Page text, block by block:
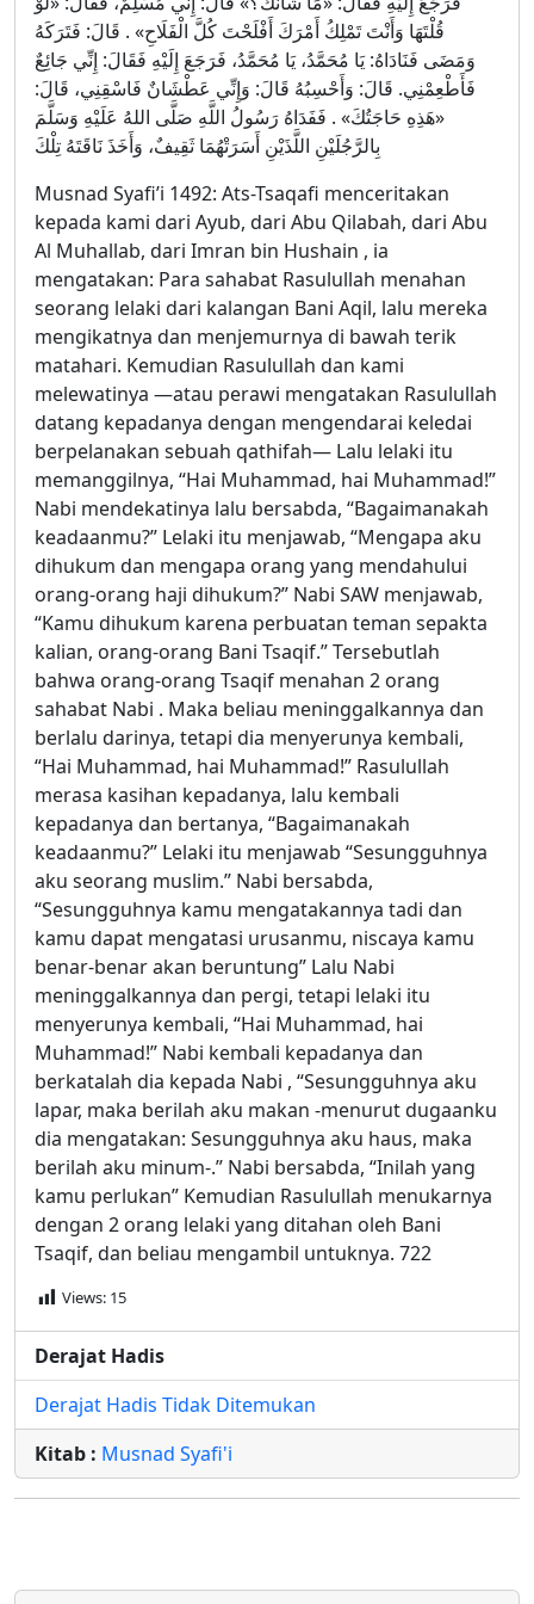
قُلْتَهَا وَأَنْتَ تَمْلِكُ أَمْرَكَ أَفْلَحْتَ كُلَّ الْفَلَاحِ» . قَالَ: فَتَرَكَهُ
وَمَضَى فَنَادَاهُ: يَا مُحَمَّدُ، يَا مُحَمَّدُ، فَرَجَعَ إِلَيْهِ فَقَالَ: إِنِّي جَائِعٌ
فَأَطْعِمْنِي. قَالَ: وَأَحْسِبُهُ قَالَ: وَإِنِّي عَطْشَانٌ فَاسْقِنِي، قَالَ:
«هَذِهِ حَاجَتُكَ» . فَفَدَاهُ رَسُولُ اللَّهِ صَلَّى اللهُ عَلَيْهِ وَسَلَّمَ
بِالرَّجُلَيْنِ اللَّذَيْنِ أَسَرَتْهُمَا ثَقِيفٌ، وَأَخَذَ نَاقَتَهُ تِلْكَ
Musnad Syafi’i 1492: Ats-Tsaqafi menceritakan
kepada kami dari Ayub, dari Abu Qilabah, dari Abu
Al Muhallab, dari Imran bin Hushain , ia
mengatakan: Para sahabat Rasulullah menahan
seorang lelaki dari kalangan Bani Aqil, lalu mereka
mengikatnya dan menjemurnya di bawah terik
matahari. Kemudian Rasulullah dan kami
melewatinya —atau perawi mengatakan Rasulullah
datang kepadanya dengan mengendarai keledai
berpelanakan sebuah qathifah— Lalu lelaki itu
memanggilnya, “Hai Muhammad, hai Muhammad!”
Nabi mendekatinya lalu bersabda, “Bagaimanakah
keadaanmu?” Lelaki itu menjawab, “Mengapa aku
dihukum dan mengapa orang yang mendahului
orang-orang haji dihukum?” Nabi SAW menjawab,
“Kamu dihukum karena perbuatan teman sepakta
kalian, orang-orang Bani Tsaqif.” Tersebutlah
bahwa orang-orang Tsaqif menahan 2 orang
sahabat Nabi . Maka beliau meninggalkannya dan
berlalu darinya, tetapi dia menyerunya kembali,
“Hai Muhammad, hai Muhammad!” Rasulullah
merasa kasihan kepadanya, lalu kembali
kepadanya dan bertanya, “Bagaimanakah
keadaanmu?” Lelaki itu menjawab “Sesungguhnya
aku seorang muslim.” Nabi bersabda,
“Sesungguhnya kamu mengatakannya tadi dan
kamu dapat mengatasi urusanmu, niscaya kamu
benar-benar akan beruntung” Lalu Nabi
meninggalkannya dan pergi, tetapi lelaki itu
menyerunya kembali, “Hai Muhammad, hai
Muhammad!” Nabi kembali kepadanya dan
berkatalah dia kepada Nabi , “Sesungguhnya aku
lapar, maka berilah aku makan -menurut dugaanku
dia mengatakan: Sesungguhnya aku haus, maka
berilah aku minum-.” Nabi bersabda, “Inilah yang
kamu perlukan” Kemudian Rasulullah menukarnya
dengan 2 orang lelaki yang ditahan oleh Bani
Tsaqif, dan beliau mengambil untuknya. 722
Views: 15
Derajat Hadis
Derajat Hadis Tidak Ditemukan
Kitab : Musnad Syafi'i